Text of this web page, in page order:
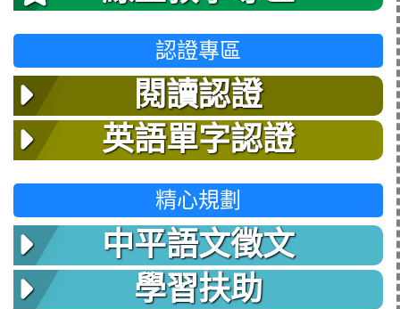
認證專區
閱讀認證
英語單字認證
精心規劃
中平語文徵文
學習扶助